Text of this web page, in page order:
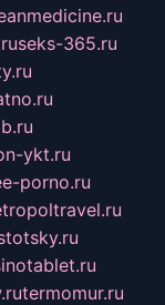
seks-365.ru
ykt.ru
porno.ru
termomur.ru